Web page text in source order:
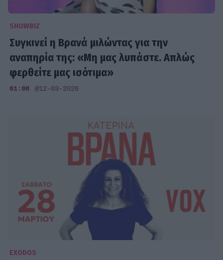
SHOWBIZ
Συγκινεί η Βρανά μιλώντας για την
αναπηρία της: «Μη μας λυπάστε. Απλώς
φερθείτε μας ισότιμα»
01:00 @12-03-2026
EXODOS